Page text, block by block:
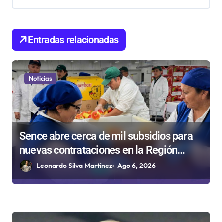
d
e
e
n
t
r
a
d
s
Entradas relacionadas
Noticias
Sence abre cerca de mil subsidios para
nuevas contrataciones en la Región
Antofagasta
Leonardo Silva Martínez Ago 6, 2026